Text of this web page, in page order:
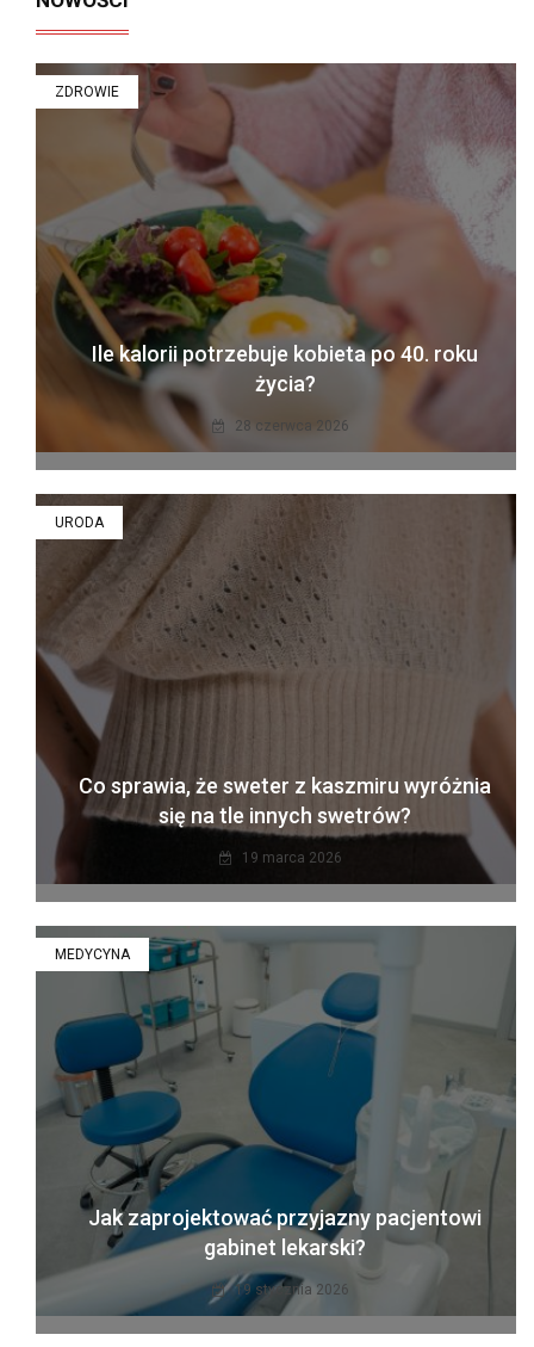
ZDROWIE
Ile kalorii potrzebuje kobieta po 40. roku
życia?
28 czerwca 2026
URODA
Co sprawia, że sweter z kaszmiru wyróżnia
się na tle innych swetrów?
19 marca 2026
MEDYCYNA
Jak zaprojektować przyjazny pacjentowi
gabinet lekarski?
19 stycznia 2026